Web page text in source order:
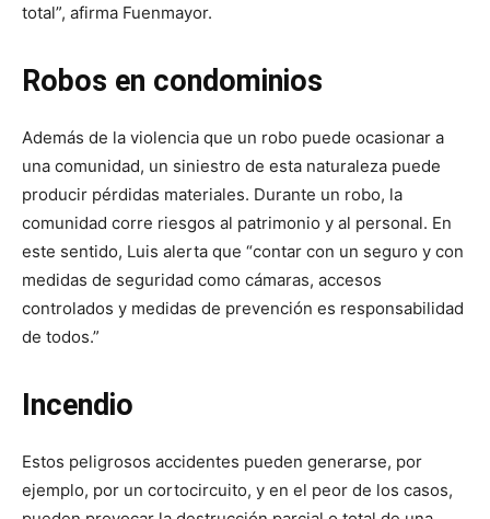
total”, afirma Fuenmayor.
Robos en condominios
Además de la violencia que un robo puede ocasionar a
una comunidad, un siniestro de esta naturaleza puede
producir pérdidas materiales. Durante un robo, la
comunidad corre riesgos al patrimonio y al personal. En
este sentido, Luis alerta que “contar con un seguro y con
medidas de seguridad como cámaras, accesos
controlados y medidas de prevención es responsabilidad
de todos.”
Incendio
Estos peligrosos accidentes pueden generarse, por
ejemplo, por un cortocircuito, y en el peor de los casos,